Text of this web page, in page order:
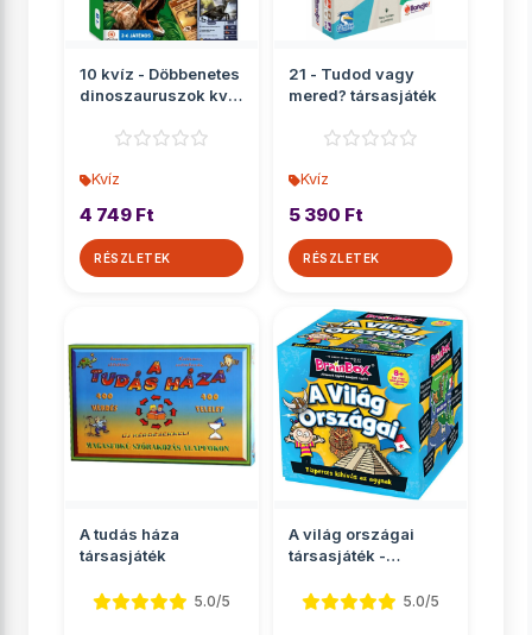
10 kvíz - Döbbenetes
dinoszauruszok kvíz
Kvíz
4 749 Ft
RÉSZLETEK
21 - Tudod vagy
mered? társasjáték
Kvíz
5 390 Ft
RÉSZLETEK
A tudás háza
társasjáték
5.0/5
A világ országai
társasjáték -
5.0/5